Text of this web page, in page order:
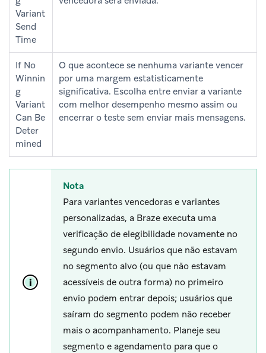
Variant
Send
Time
If No
Winnin
g
Variant
Can Be
Deter
mined
O que acontece se nenhuma variante vencer
por uma margem estatisticamente
significativa. Escolha entre enviar a variante
com melhor desempenho mesmo assim ou
encerrar o teste sem enviar mais mensagens.
Nota
Para variantes vencedoras e variantes
personalizadas, a Braze executa uma
verificação de elegibilidade novamente no
segundo envio. Usuários que não estavam
no segmento alvo (ou que não estavam
acessíveis de outra forma) no primeiro
envio podem entrar depois; usuários que
saíram do segmento podem não receber
mais o acompanhamento. Planeje seu
segmento e agendamento para que o